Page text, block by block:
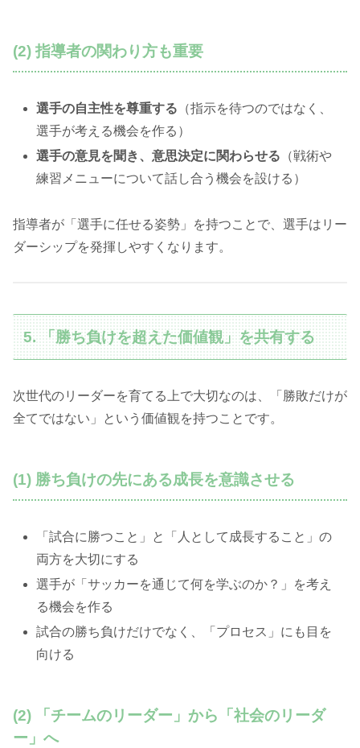
(2) 指導者の関わり方も重要
選手の自主性を尊重する （指示を待つのではなく、
選手が考える機会を作る）
選手の意見を聞き、意思決定に関わらせる （戦術や
練習メニューについて話し合う機会を設ける）
指導者が「選手に任せる姿勢」を持つことで、選手はリー
ダーシップを発揮しやすくなります。
5. 「勝ち負けを超えた価値観」を共有する
次世代のリーダーを育てる上で大切なのは、「勝敗だけが
全てではない」という価値観を持つことです。
(1) 勝ち負けの先にある成長を意識させる
「試合に勝つこと」と「人として成長すること」の
両方を大切にする
選手が「サッカーを通じて何を学ぶのか？」を考え
る機会を作る
試合の勝ち負けだけでなく、「プロセス」にも目を
向ける
(2) 「チームのリーダー」から「社会のリーダ
ー」へ